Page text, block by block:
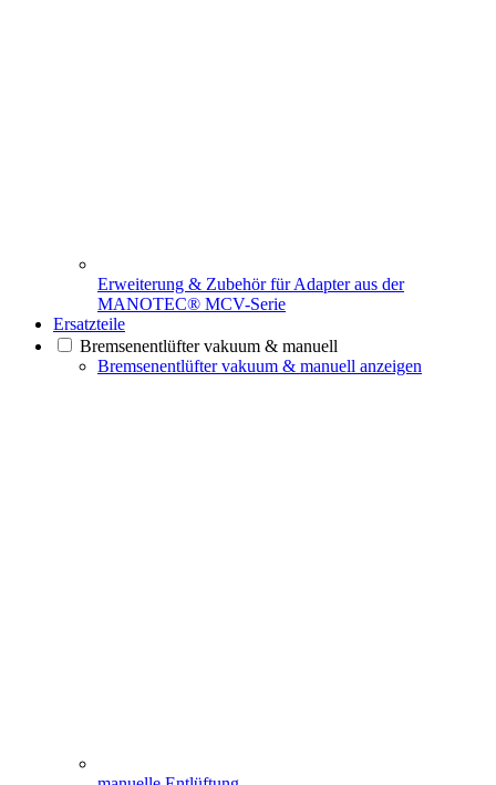
Erweiterung & Zubehör für Adapter aus der
MANOTEC® MCV-Serie
Ersatzteile
Bremsenentlüfter vakuum & manuell
Bremsenentlüfter vakuum & manuell anzeigen